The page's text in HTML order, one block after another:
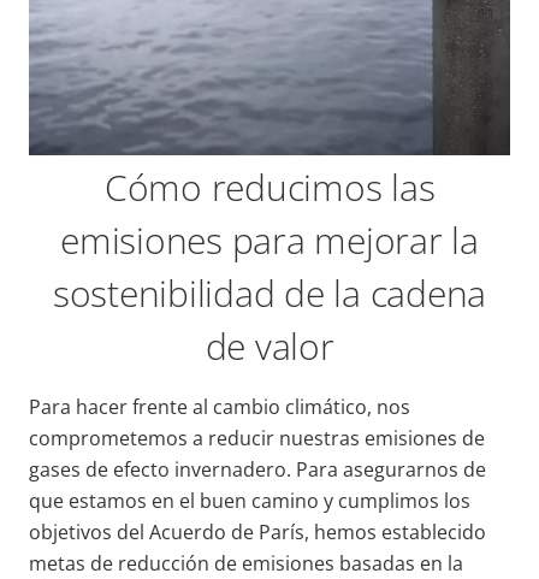
Cómo reducimos las
emisiones para mejorar la
sostenibilidad de la cadena
de valor
Para hacer frente al cambio climático, nos
comprometemos a reducir nuestras emisiones de
gases de efecto invernadero. Para asegurarnos de
que estamos en el buen camino y cumplimos los
objetivos del Acuerdo de París, hemos establecido
metas de reducción de emisiones basadas en la